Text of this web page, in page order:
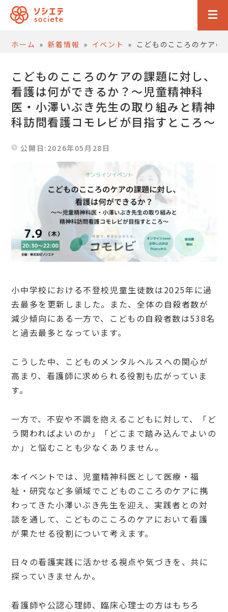
ホーム » 新着情報 » イベント » こどものこころのケア
こどものこころのケアの課題に対し、
看護は何ができるか？～児童精神科
医・小澤いぶき先生の取り組みと精神
科訪問看護コモレビが目指すところ～
公開日:2026年05月28日
小中学校における不登校児童生徒数は2025年に過
去最多を更新しました。また、全体の自殺者数が
減少傾向にある一方で、こどもの自殺者数は538名
と過去最多となっています。
こうした中、こどものメンタルヘルスへの関心が
高まり、看護師に求められる役割も広がっていま
す。
一方で、不安や不調を抱えるこどもに対して、「ど
う関わればよいのか」「どこまで踏み込んでよいの
か」と悩むことも少なくありません。
本イベントでは、児童精神科医として医療・福
祉・研究など多領域でこどものこころのケアに携
わってきた小澤いぶき先生を迎え、実践者との対
談を通して、こどものこころのケアにおいて看護
が果たせる役割について考えます。
日々の看護実践に活かせる視点や気づきを、共に
探っていきませんか。
看護師や公認心理師、臨床心理士の方はもちろ